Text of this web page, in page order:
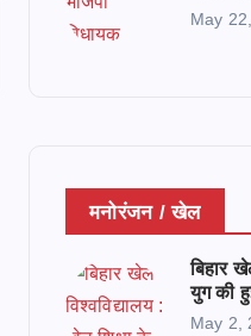
May
मनोरंजन / खेल
बिहार
युग की
May 2,